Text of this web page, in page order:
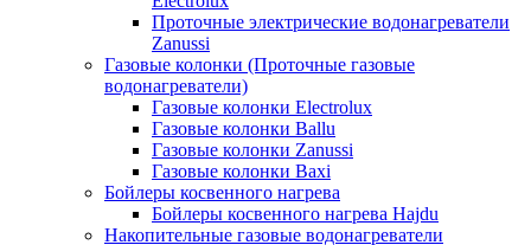
Проточные электрические водонагреватели
Zanussi
Газовые колонки (Проточные газовые
водонагреватели)
Газовые колонки Electrolux
Газовые колонки Ballu
Газовые колонки Zanussi
Газовые колонки Baxi
Бойлеры косвенного нагрева
Бойлеры косвенного нагрева Hajdu
Накопительные газовые водонагреватели